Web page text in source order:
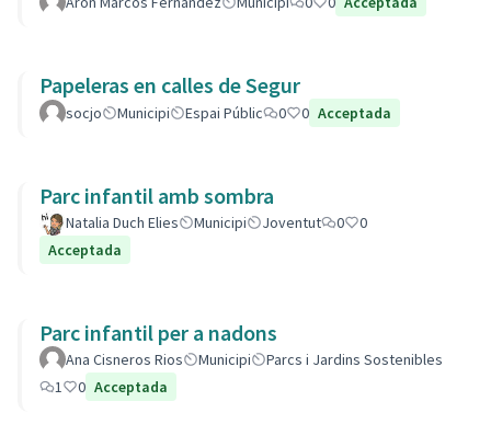
Papeleras en calles de Segur
socjo Municipi Espai Públic 0 0 Acceptada
Parc infantil amb sombra
Natalia Duch Elies Municipi Joventut 0
0
Acceptada
Parc infantil per a nadons
Ana Cisneros Rios Municipi
Parcs i Jardins Sostenibles
1
0 Acceptada